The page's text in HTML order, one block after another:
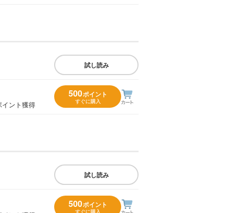
試し読み
イント獲得
500ポイント
すぐに購入
試し読み
500ポイント
すぐに購入